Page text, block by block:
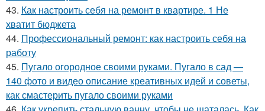
43. Как настроить себя на ремонт в квартире. 1 Не
хватит бюджета
44. Профессиональный ремонт: как настроить себя на
работу
45. Пугало огородное своими руками. Пугало в сад —
140 фото и видео описание креативных идей и советы,
как смастерить пугало своими руками